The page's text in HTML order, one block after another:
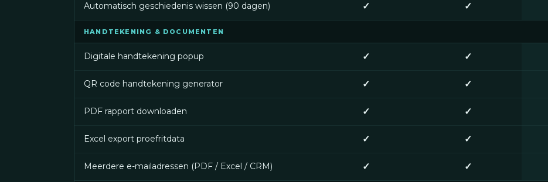
Automatisch geschiedenis wissen (90 dagen) ✓ ✓
HANDTEKENING & DOCUMENTEN
Digitale handtekening popup ✓ ✓
QR code handtekening generator ✓ ✓
PDF rapport downloaden ✓ ✓
Excel export proefritdata ✓ ✓
Meerdere e-mailadressen (PDF / Excel / CRM) ✓ ✓